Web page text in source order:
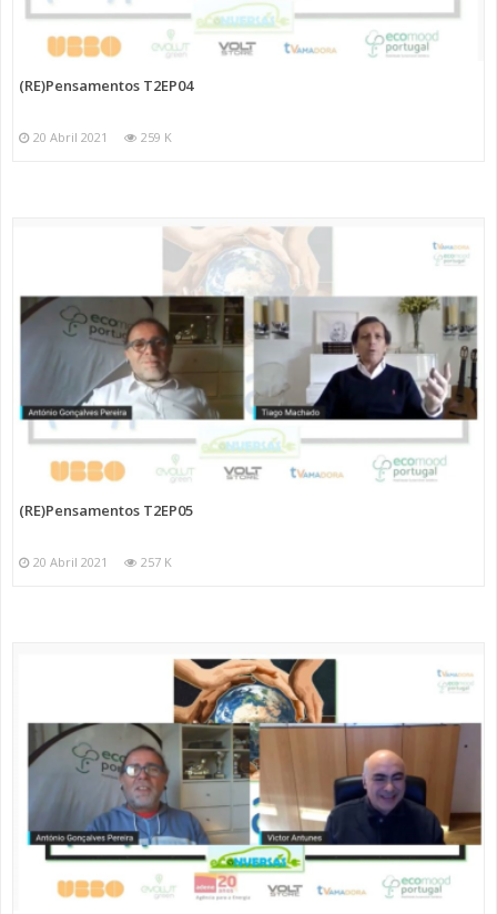
(RE)Pensamentos T2EP04
20 Abril 2021 259 K
(RE)Pensamentos T2EP05
20 Abril 2021 257 K